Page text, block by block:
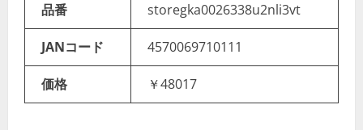
品番 storegka0026338u2nli3vt
JANコード 4570069710111
価格 ￥48017